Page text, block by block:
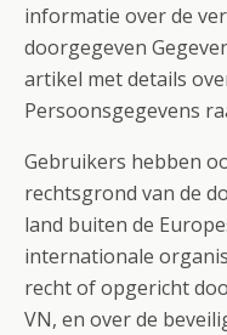
informatie over de
doorgegeven
artikel met details
Persoonsgegevens
Gebruikers hebben
rechtsgrond van de
land buiten de
internationale
recht of opgericht
VN, en over de